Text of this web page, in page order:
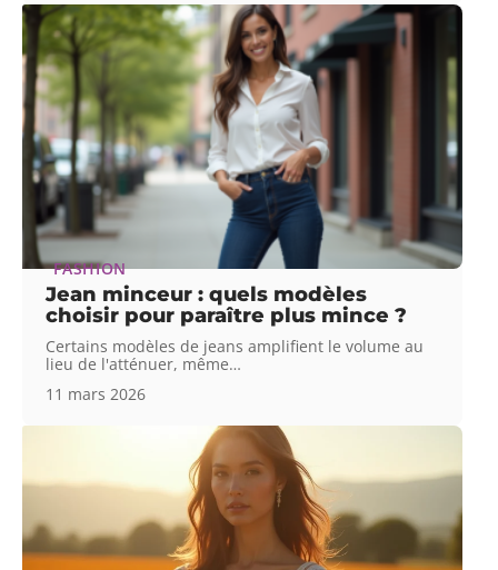
FASHION
Jean minceur : quels modèles
choisir pour paraître plus mince ?
Certains modèles de jeans amplifient le volume au
lieu de l'atténuer, même…
11 mars 2026